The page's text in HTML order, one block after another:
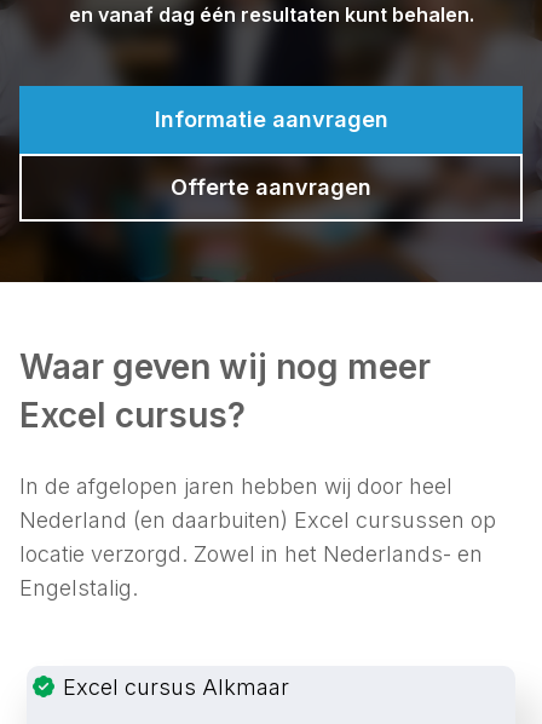
en vanaf dag één resultaten kunt behalen.
Informatie aanvragen
Offerte aanvragen
Waar geven wij nog meer
Excel cursus?
In de afgelopen jaren hebben wij door heel
Nederland (en daarbuiten) Excel cursussen op
locatie verzorgd. Zowel in het Nederlands- en
Engelstalig.
Excel cursus Alkmaar